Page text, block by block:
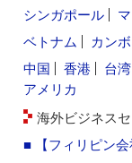
シンガポール
ベトナム
カン
中国
香港 台湾
アメリカ
海外ビジネス
■ 【フィリピン